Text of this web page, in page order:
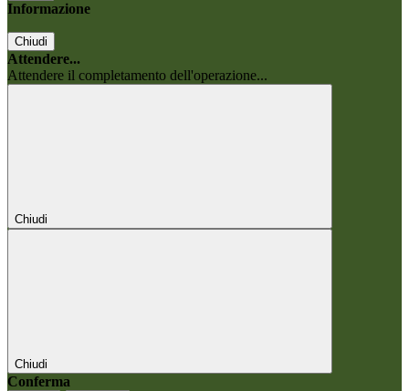
Informazione
Chiudi
Attendere...
Attendere il completamento dell'operazione...
Chiudi
Chiudi
Conferma